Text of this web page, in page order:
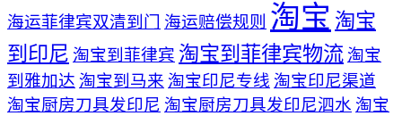
海运菲律宾双清到门 海运赔偿规则 淘宝 淘宝
到印尼 淘宝到菲律宾 淘宝到菲律宾物流 淘宝
到雅加达 淘宝到马来 淘宝印尼专线 淘宝印尼渠道
淘宝厨房刀具发印尼 淘宝厨房刀具发印尼泗水 淘宝